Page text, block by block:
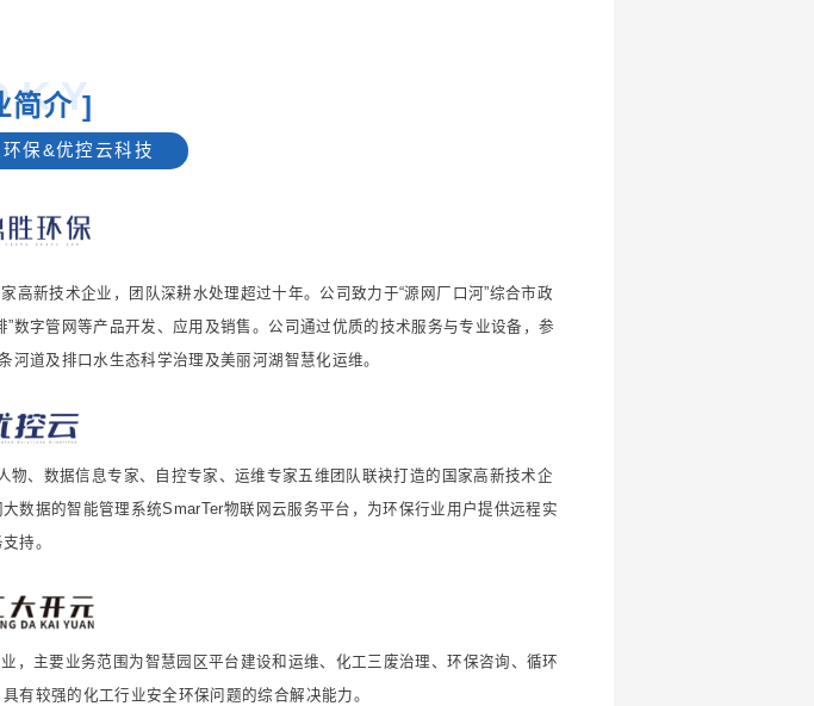
K Y
简介 ]
保&优控云科技
新技术企业，团队深耕水处理超过十年。公司致力于“源网厂口河”综合市政
数字管网等产品开发、应用及销售。公司通过优质的技术服务与专业设备，参
道及排口水生态科学治理及美丽河湖智慧化运维。
、数据信息专家、自控专家、运维专家五维团队联袂打造的国家高新技术企
数据的智能管理系统SmarTer物联网云服务平台，为环保行业用户提供远程实
持。
，主要业务范围为智慧园区平台建设和运维、化工三废治理、环保咨询、循环
有较强的化工行业安全环保问题的综合解决能力。